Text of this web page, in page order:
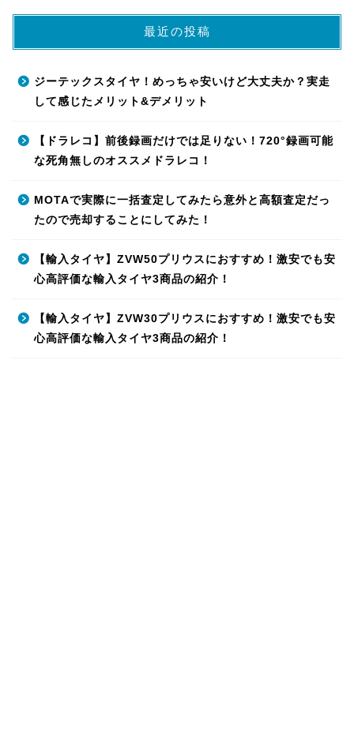
最近の投稿
ジーテックスタイヤ！めっちゃ安いけど大丈夫か？実走
して感じたメリット&デメリット
【ドラレコ】前後録画だけでは足りない！720°録画可能
な死角無しのオススメドラレコ！
MOTAで実際に一括査定してみたら意外と高額査定だっ
たので売却することにしてみた！
【輸入タイヤ】ZVW50プリウスにおすすめ！激安でも安
心高評価な輸入タイヤ3商品の紹介！
【輸入タイヤ】ZVW30プリウスにおすすめ！激安でも安
心高評価な輸入タイヤ3商品の紹介！